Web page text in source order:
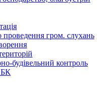
гром. слухань
будівельний контроль